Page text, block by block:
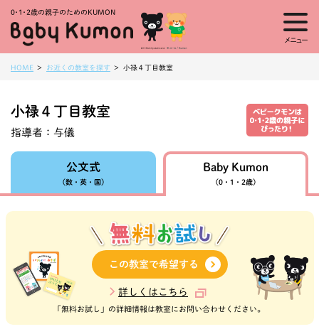
0・1・ 2歳の親子のためのKUMON
メニュー
HOME お近くの教室を探す 小禄４丁目教室
小禄４丁目教室
指導者：与儀
公文式
（数・英・国）
Baby Kumon
（0・1・2歳）
この教室で希望する
詳しくはこちら
「無料お試し」の詳細情報は教室にお問い合わせください。